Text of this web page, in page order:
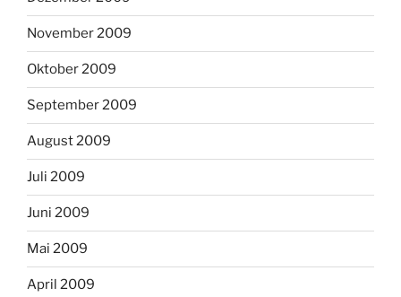
November 2009
Oktober 2009
September 2009
August 2009
Juli 2009
Juni 2009
Mai 2009
April 2009